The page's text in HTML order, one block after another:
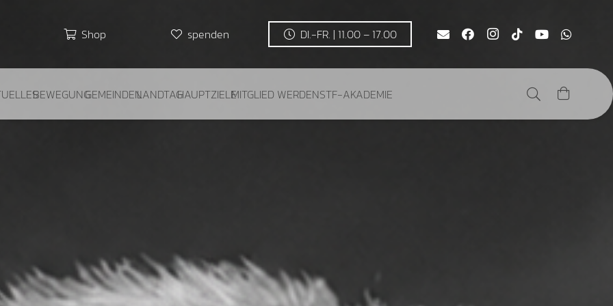
Shop spenden DI.-FR. | 11.00 – 17.00
BEWEGUNGGEMEINDENLANDTAGHAUPTZIELEMITGLIED WERDENSTF-AKADEMIE